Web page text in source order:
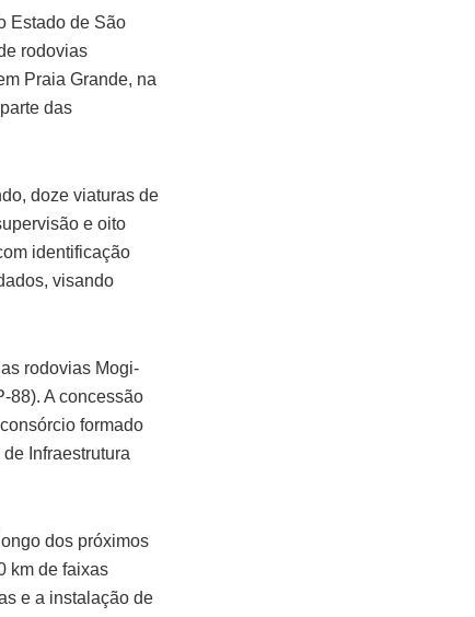
Estado de São
rodovias
Praia Grande, na
das
doze viaturas de
e oito
identificação
visando
rodovias Mogi-
88). A concessão
formado
Infraestrutura
dos próximos
km de faixas
e a instalação de